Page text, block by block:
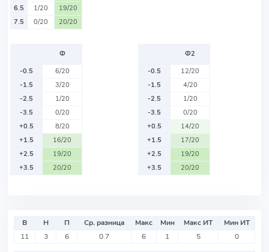
6.5
1/20
19/20
7.5
0/20 20/20
Ф
-0.5
6/20
-1.5
3/20
-2.5
1/20
-3.5
0/20
+0.5
8/20
+1.5
16/20
+2.5
19/20
+3.5
20/20
Ф2
-0.5
12/20
-1.5
4/20
-2.5
1/20
-3.5
0/20
+0.5
14/20
+1.5
17/20
+2.5
19/20
+3.5
20/20
В Н П Ср. разница Макс Мин Макс ИТ
Мин ИТ
11
3 6 0.7 6 1 5 0